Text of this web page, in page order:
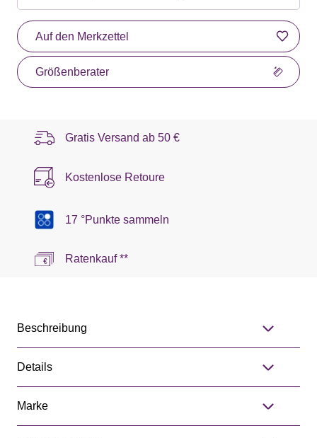
Auf den Merkzettel
Größenberater
Gratis Versand ab 50 €
Kostenlose Retoure
17 °Punkte sammeln
Ratenkauf **
Beschreibung
Details
Marke